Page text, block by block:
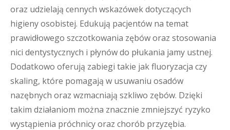
oraz udzielają cennych wskazówek dotyczących
higieny osobistej. Edukują pacjentów na temat
prawidłowego szczotkowania zębów oraz stosowania
nici dentystycznych i płynów do płukania jamy ustnej.
Dodatkowo oferują zabiegi takie jak fluoryzacja czy
skaling, które pomagają w usuwaniu osadów
nazębnych oraz wzmacniają szkliwo zębów. Dzięki
takim działaniom można znacznie zmniejszyć ryzyko
wystąpienia próchnicy oraz chorób przyzębia.